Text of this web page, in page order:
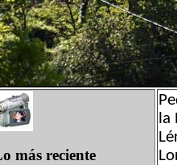
más reciente